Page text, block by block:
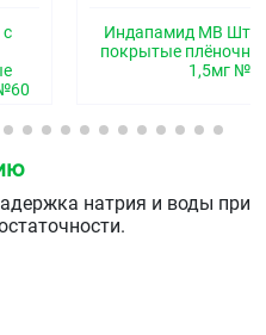
Индапамид МВ
покрытые
1,5мг
натрия и воды при